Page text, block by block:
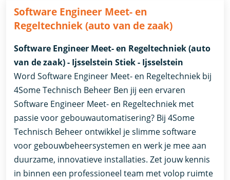
Software Engineer Meet- en
Regeltechniek (auto van de zaak)
Software Engineer Meet- en Regeltechniek (auto
van de zaak) - Ijsselstein Stiek - Ijsselstein
Word Software Engineer Meet- en Regeltechniek bij
4Some Technisch Beheer Ben jij een ervaren
Software Engineer Meet- en Regeltechniek met
passie voor gebouwautomatisering? Bij 4Some
Technisch Beheer ontwikkel je slimme software
voor gebouwbeheersystemen en werk je mee aan
duurzame, innovatieve installaties. Zet jouw kennis
in binnen een professioneel team met volop ruimte